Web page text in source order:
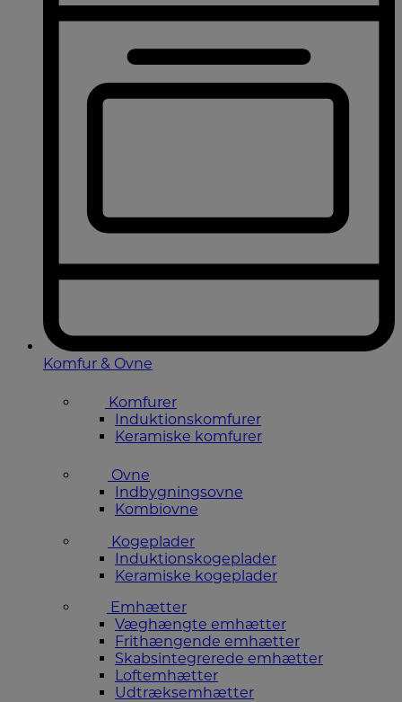
Komfur & Ovne
Komfurer
Induktionskomfurer
Keramiske komfurer
Ovne
Indbygningsovne
Kombiovne
Kogeplader
Induktionskogeplader
Keramiske kogeplader
Emhætter
Væghængte emhætter
Frithængende emhætter
Skabsintegrerede emhætter
Loftemhætter
Udtræksemhætter